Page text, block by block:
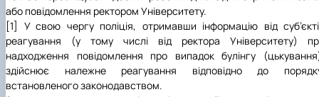
або повідомлення ректором Університету.
[1] У свою чергу поліція, отримавши інформацію від
реагування (у тому числі від ректора Університету)
надходження повідомлення про випадок булінгу
здійснює належне реагування відповідно до
встановленого законодавством.